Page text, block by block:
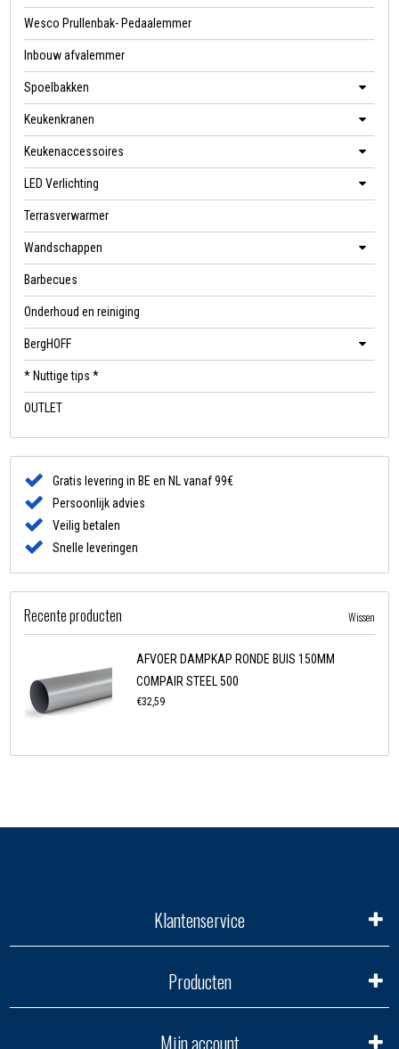
Wesco Prullenbak- Pedaalemmer
Inbouw afvalemmer
Spoelbakken
Keukenkranen
Keukenaccessoires
LED Verlichting
Terrasverwarmer
Wandschappen
Barbecues
Onderhoud en reiniging
BergHOFF
* Nuttige tips *
OUTLET
Gratis levering in BE en NL vanaf 99€
Persoonlijk advies
Veilig betalen
Snelle leveringen
Recente producten Wissen
AFVOER DAMPKAP RONDE BUIS 150MM
COMPAIR STEEL 500
€32,59
Klantenservice
Producten
Mijn account